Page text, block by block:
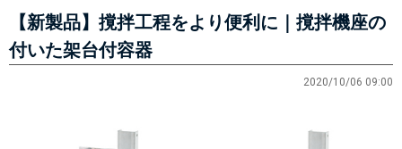
【新製品】撹拌工程をより便利に｜撹拌機座の
付いた架台付容器
2020/10/06 09:00